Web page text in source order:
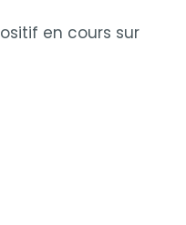
en cours sur